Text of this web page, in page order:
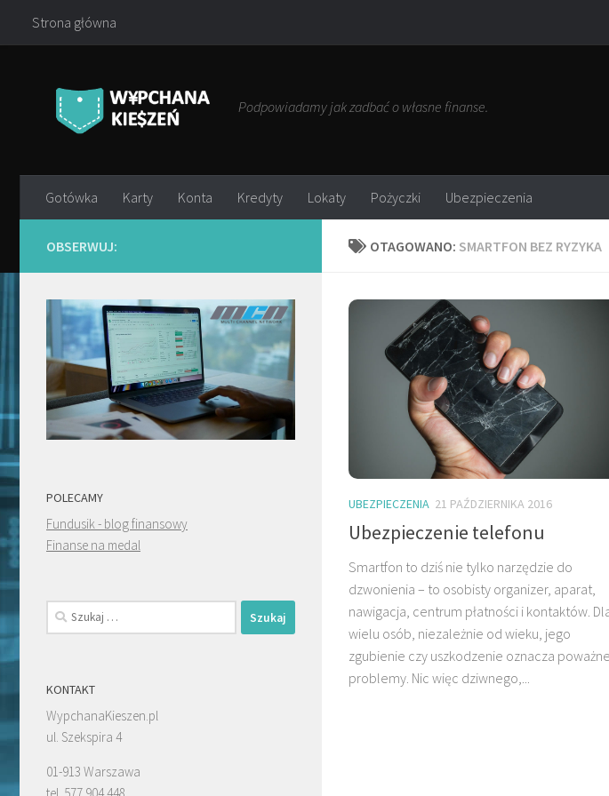
Przejdź do treści
Strona główna
Podpowiadamy jak zadbać o własne finanse.
Gotówka Karty Konta Kredyty Lokaty Pożyczki Ubezpieczenia
OTAGOWANO: SMARTFON BEZ RYZYKA
UBEZPIECZENIA 21 PAŹDZIERNIKA 2016
Ubezpieczenie telefonu
Smartfon to dziś nie tylko narzędzie do
dzwonienia – to osobisty organizer, aparat,
nawigacja, centrum płatności i kontaktów.
wielu osób, niezależnie od wieku, jego
zgubienie czy uszkodzenie oznacza poważne
problemy. Nic więc dziwnego,...
OBSERWUJ:
POLECAMY
Fundusik - blog finansowy
Finanse na medal
Szukaj:
KONTAKT
WypchanaKieszen.pl
ul. Szekspira 4
01-913 Warszawa